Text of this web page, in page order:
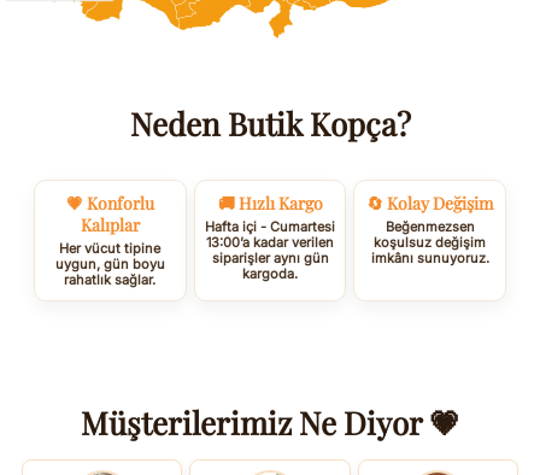
Neden Butik Kopça?
💗 Konforlu
Kalıplar
Her vücut tipine
uygun, gün boyu
rahatlık sağlar.
🚚 Hızlı Kargo
Hafta içi - Cumartesi
13:00’a kadar verilen
siparişler aynı gün
kargoda.
🔄 Kolay Değişim
Beğenmezsen
koşulsuz değişim
imkânı sunuyoruz.
Müşterilerimiz Ne Diyor 💗